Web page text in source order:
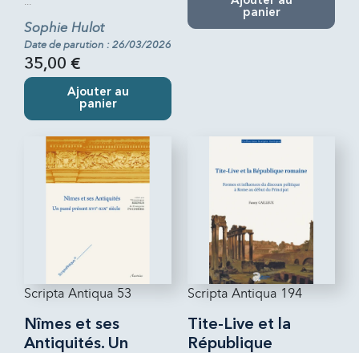
Sophie Hulot
Date de parution : 26/03/2026
35,00 €
Ajouter au
panier
panier
Scripta Antiqua 53
Nîmes et ses
Antiquités. Un
Scripta Antiqua 194
Tite-Live et la
République